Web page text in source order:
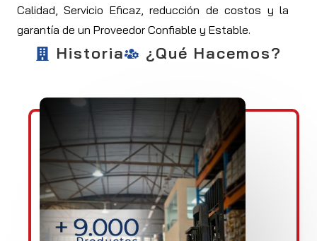
Calidad, Servicio Eficaz, reducción de costos y la
garantía de un Proveedor Confiable y Estable.
Historia ¿Qué Hacemos?